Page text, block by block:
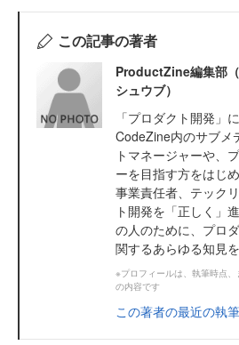
この記事の著者
ProductZine編集部
シュウブ）
「プロダクト開発」
CodeZine内のサブメ
トマネージャーや、
ーを目指す方をはじ
事業責任者、テック
ト開発を「正しく」
の人のために、プロ
関するあらゆる知見
※プロフィールは、執筆時点
の内容です
この著者の最近の執